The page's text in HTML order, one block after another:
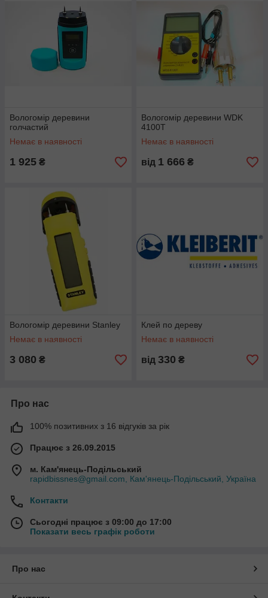
Вологомір деревини
голчастий
Немає в наявності
1 925 ₴
Вологомір деревини WDK
4100T
Немає в наявності
від 1 666 ₴
Вологомір деревини Stanley
Немає в наявності
3 080 ₴
Клей по дереву
Немає в наявності
від 330 ₴
Про нас
100% позитивних з 16 відгуків за рік
Працює з 26.09.2015
м. Кам'янець-Подільський
rapidbissnes@gmail.com, Кам'янець-Подільський, Україна
Контакти
Сьогодні працює з 09:00 до 17:00
Показати весь графік роботи
Про нас